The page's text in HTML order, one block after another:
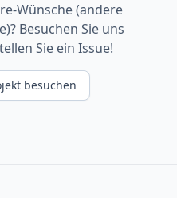
Wünsche (andere
Besuchen Sie uns
Sie ein Issue!
besuchen